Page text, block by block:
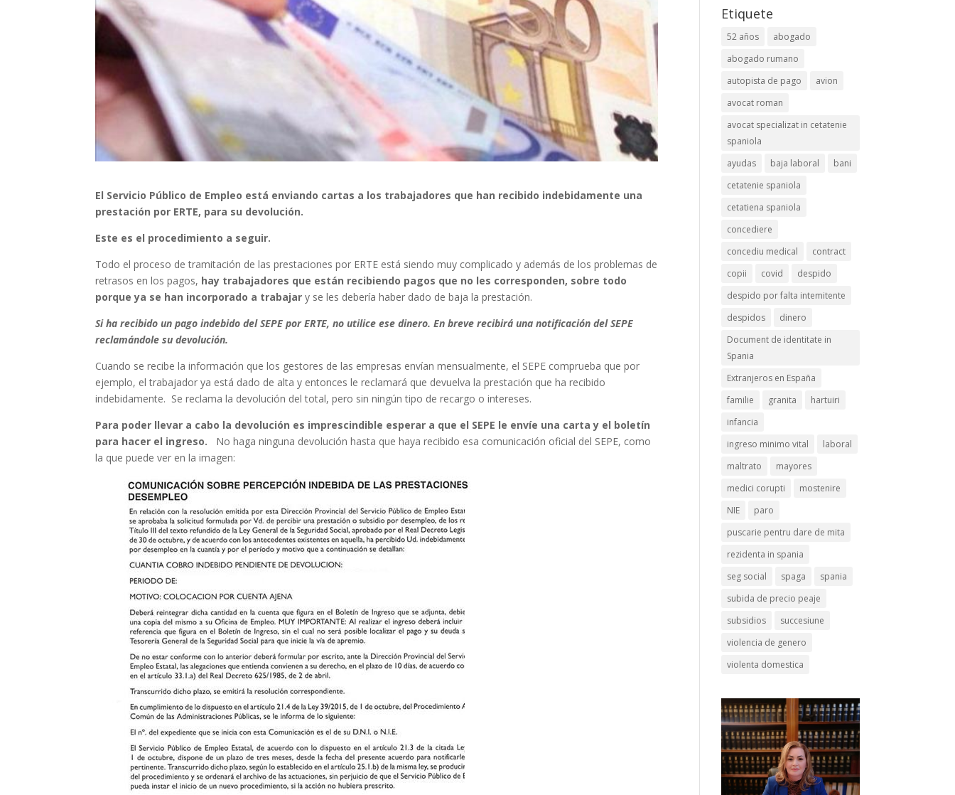
El Servicio Público de Empleo está enviando cartas a los trabajadores que han recibido indebidamente una
prestación por ERTE, para su devolución.
Este es el procedimiento a seguir.
Todo el proceso de tramitación de las prestaciones por ERTE está siendo muy complicado y además de los problemas de
retrasos en los pagos, hay trabajadores que están recibiendo pagos que no les corresponden, sobre todo
porque ya se han incorporado a trabajar y se les debería haber dado de baja la prestación.
Si ha recibido un pago indebido del SEPE por ERTE, no utilice ese dinero. En breve recibirá una notificación del SEPE
reclamándole su devolución.
Cuando se recibe la información que los gestores de las empresas envían mensualmente, el SEPE comprueba que por
ejemplo, el trabajador ya está dado de alta y entonces le reclamará que devuelva la prestación que ha recibido
indebidamente. Se reclama la devolución del total, pero sin ningún tipo de recargo o intereses.
Para poder llevar a cabo la devolución es imprescindible esperar a que el SEPE le envíe una carta y el boletín
para hacer el ingreso. No haga ninguna devolución hasta que haya recibido esa comunicación oficial del SEPE, como
la que puede ver en la imagen:
Etiquete
52 años
abogado
abogado rumano
autopista de pago
avion
avocat roman
avocat specializat in cetatenie
spaniola
ayudas
baja laboral
bani
cetatenie spaniola
cetatiena spaniola
concediere
concediu medical
contract
copii
covid
despido
despido por falta intemitente
despidos
dinero
Document de identitate in
Spania
Extranjeros en España
familie
granita
hartuiri
infancia
ingreso minimo vital
laboral
maltrato
mayores
medici corupti
mostenire
NIE
paro
puscarie pentru dare de mita
rezidenta in spania
seg social
spaga
spania
subida de precio peaje
subsidios
succesiune
violencia de genero
violenta domestica